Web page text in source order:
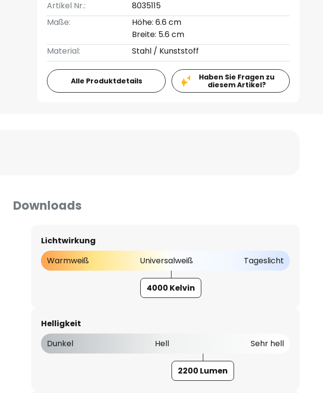
Artikel Nr.:
8035115
Maße:
Höhe: 6.6 cm
Breite: 5.6 cm
Material:
Stahl / Kunststoff
Alle Produktdetails
Haben Sie Fragen zu
diesem Artikel?
Downloads
Lichtwirkung
Warmweiß
Universalweiß Tageslicht
4000 Kelvin
Helligkeit
Dunkel
Hell Sehr hell
2200 Lumen